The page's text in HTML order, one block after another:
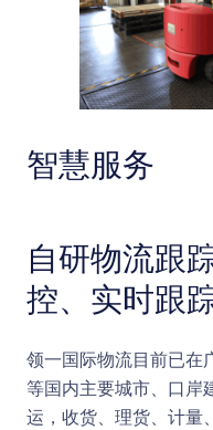
智慧服务
自研物流跟
控、实时跟
领一国际物流目前已在
等国内主要城市、口岸
运，收货、理货、计量